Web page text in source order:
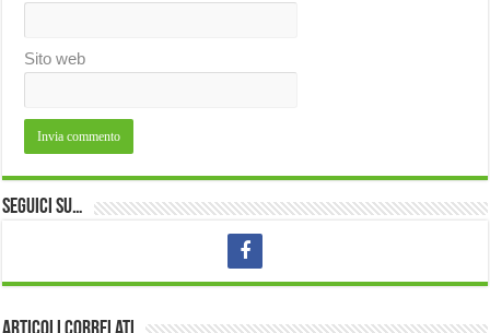
Sito web
Seguici su…